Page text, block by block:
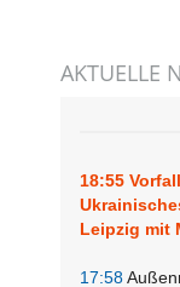
AKTUELLE
18:55
Leipzig mit
17:58